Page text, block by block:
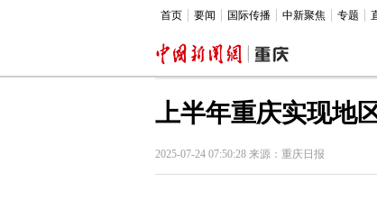
首页 要闻 国际传播 中新聚焦 专题
上半年重庆实现地
2025-07-24 07:50:28 来源：重庆日报